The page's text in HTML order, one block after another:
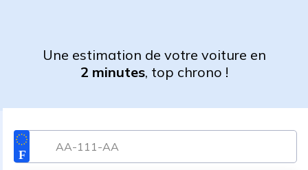
Une estimation de votre voiture en
2 minutes, top chrono !